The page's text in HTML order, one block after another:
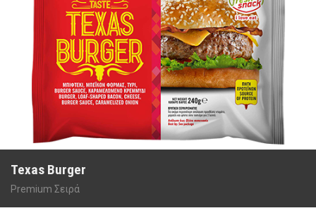
Texas Burger
Premium Σειρά